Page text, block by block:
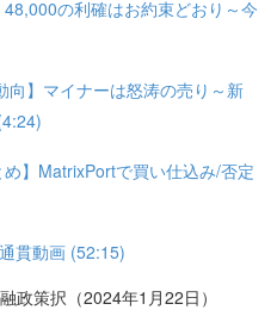
の利確はお約束どおり～今
向】マイナーは怒涛の売り～新
】MatrixPortで買い仕込み/否定
貫動画 (52:15)
政策択（2024年1月22日）